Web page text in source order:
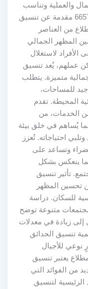
والعملية وتناسب
جميع الاحتياجات. اتصل بنا الان : 66575648 مقدمة عن تنسيق
من العناصر
المظهر الجمالي
الأفراد لاستغلال
عملهم، يُعد تنسيق
متميزة. يتطلب
جيد للمساحات،
المحيطة. تقدم
الخدمات، من
يُساهم في خلق بيئة
احتياجاته. تُعزز
وتساعد على
ينعكس بشكل
تأثير تنسيق
تحسين المظهر
للسكان. دراسة
متنوعة توضح
زيادة في معدلات
تنسيق الحدائق
نوعي للأجيال
يعتبر تنسيق
من الفوائد التي
الرئيسية لتنسيق